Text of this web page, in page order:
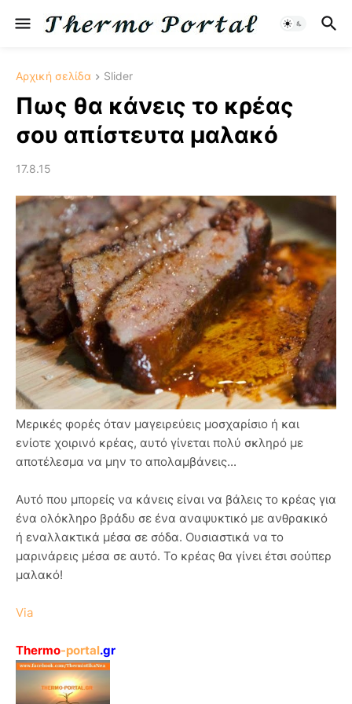
Αρχική σελίδα Slider
Πως θα κάνεις το κρέας
σου απίστευτα μαλακό
17.8.15
Μερικές φορές όταν μαγειρεύεις μοσχαρίσιο ή και
ενίοτε χοιρινό κρέας, αυτό γίνεται πολύ σκληρό με
αποτέλεσμα να μην το απολαμβάνεις...
Αυτό που μπορείς να κάνεις είναι να βάλεις το κρέας για
ένα ολόκληρο βράδυ σε ένα αναψυκτικό με ανθρακικό
ή εναλλακτικά μέσα σε σόδα. Ουσιαστικά να το
μαρινάρεις μέσα σε αυτό. Το κρέας θα γίνει έτσι σούπερ
μαλακό!
Via
Thermo-portal.gr